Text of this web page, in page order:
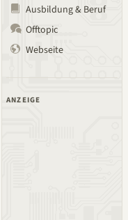
Ausbildung & Beruf
Offtopic
Webseite
ANZEIGE